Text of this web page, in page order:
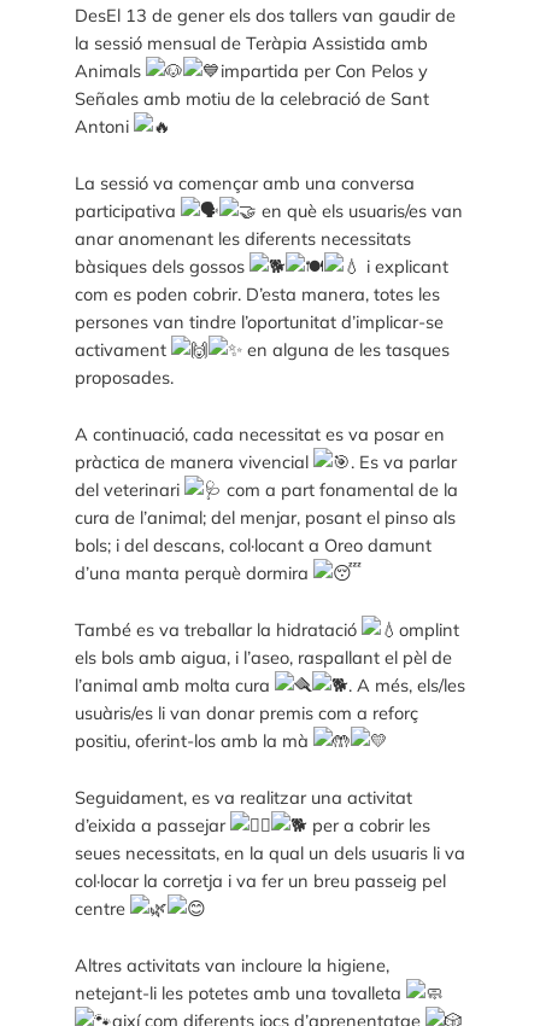
DesEl 13 de gener els dos tallers van gaudir de
la sessió mensual de Teràpia Assistida amb
Animals
impartida per Con Pelos y
Señales amb motiu de la celebració de Sant
Antoni
La sessió va començar amb una conversa
participativa
en què els usuaris/es van
anar anomenant les diferents necessitats
bàsiques dels gossos
i explicant
com es poden cobrir. D’esta manera, totes les
persones van tindre l’oportunitat d’implicar-se
activament
en alguna de les tasques
proposades.
A continuació, cada necessitat es va posar en
pràctica de manera vivencial
. Es va parlar
del veterinari
com a part fonamental de la
cura de l’animal; del menjar, posant el pinso als
bols; i del descans, col·locant a Oreo damunt
d’una manta perquè dormira
També es va treballar la hidratació
omplint
els bols amb aigua, i l’aseo, raspallant el pèl de
l’animal amb molta cura
. A més, els/les
usuàris/es li van donar premis com a reforç
positiu, oferint-los amb la mà
Seguidament, es va realitzar una activitat
d’eixida a passejar
per a cobrir les
seues necessitats, en la qual un dels usuaris li va
col·locar la corretja i va fer un breu passeig pel
centre
Altres activitats van incloure la higiene,
netejant-li les potetes amb una tovalleta
així com diferents jocs d’aprenentatge